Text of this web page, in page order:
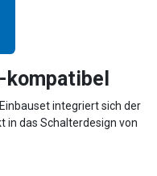
kompatibel
integriert sich der
in das Schalterdesign von